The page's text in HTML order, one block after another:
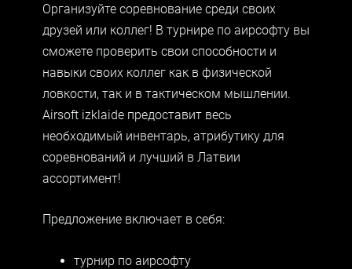
Организуйте соревнование среди своих
друзей или коллег! В турнире по аирсофту вы
сможете проверить свои способности и
навыки своих коллег как в физической
ловкости, так и в тактическом мышлении.
Airsoft izklaide предоставит весь
необходимый инвентарь, атрибутику для
соревнований и лучший в Латвии
ассортимент!
Предложение включает в себя:
турнир по аирсофту